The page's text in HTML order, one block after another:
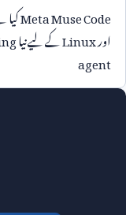
Meta Muse Code
اورLinuxکے لیے نیا
agent